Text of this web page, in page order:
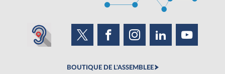
BOUTIQUE DE L'ASSEMBLEE